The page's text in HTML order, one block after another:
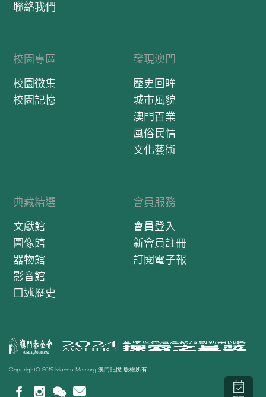
聯絡我們
校園專區
校園徵集
校園記憶
發現澳門
歷史回眸
城市風貌
澳門百業
風俗民情
文化藝術
典藏精選
文獻館
圖像館
器物館
影音館
口述歷史
會員服務
會員登入
新會員註冊
訂閱電子報
Copyright© 2019 Macau Memory 澳門記憶 版權所有